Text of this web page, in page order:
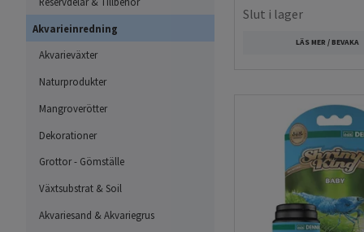
Akvarieinredning
Akvarieväxter
Naturprodukter
Mangroverötter
Dekorationer
Grottor - Gömställe
Växtsubstrat & Soil
Akvariesand & Akvariegrus
foder beror på
populära typerna av
foderbitar sjunker
arter som räkor.
hållbarhet i vattnet
och mjuka pellets; de
naturliga
att äta för små räkor.
Slut i lager
LÄS MER / BEVAKA